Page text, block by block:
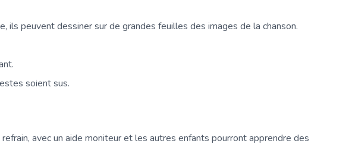
ils peuvent dessiner sur de grandes feuilles des images de la chanson.
soient sus.
avec un aide moniteur et les autres enfants pourront apprendre des